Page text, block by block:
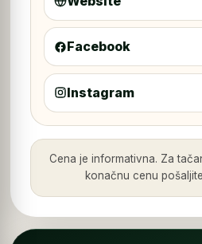
Facebook
Instagram
Cena je informativna. Za
konačnu cenu